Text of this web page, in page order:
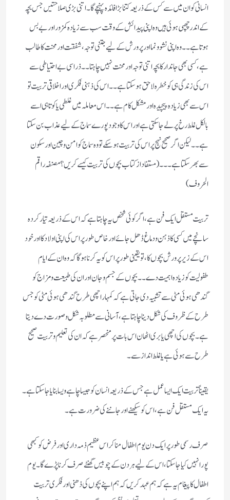
انسانی کو ان میں سے کس کے ذریعہ کتنا بڑا فائدہ پہنچے گا۔ اتنی بڑی صلاحتیں جس بچہ
کے اندر چھپی ہوئی ہیں وہ اپنی پیدائش کے وقت سب سے زیادہ کمزور اور بے بس
ہوتا ہے۔۔ وہ اپنی نشو و نما اور پرورش کے لیے جتنی توجہ، شفقت اور محنت کا طالب
ہے، کسی بھی جاندار کا بچہ اتنی توجہ اور محنت نہیں چاہتا۔۔ ذرا سی بے احتیاطی سے
اس کی زندگی ہی کو خطرہ لاحق ہو سکتا ہے۔۔ اس کی ذہنی فکری اور اخلاقی تربیت تو
اس سے بھی زیادہ پیچیدہ اور مشکل کام ہے۔۔ اس معاملہ میں غلطی یا کوتاہی اسے
بالکل غلط رخ پر لے جاسکتی ہے اور اس کا وجود پورے سماج کے لیے عذاب بن سکتا
ہے۔۔ لیکن اگر صحیح نہج پر اس کی تربیت ہوسکے تو وہ سماج کو امن و چین اور سکون
سے بھر سکتا ہے۔۔۔ (مستفاد از کتاب بچوں کی تربیت کیسے کریں؟ مصنفہ راقم
الحروف)
تربیت مستقل ایک فن ہے، اگر کوئی شخص یہ چاہتا ہے کہ اس کے ذریعہ تیار کردہ
سانچے میں کسی کا ذہن و دماغ ڈھل جائے اور خاص طور پر اس کی اپنی اولاد کا اور خود
اس کے زیر پرورش بچوں کا، تو یقینی طور پر اس کو یہ کرنا ہوگا کہ وہ ان کے ایام
طفولیت کو زیادہ اہمیت دے۔۔ بچوں کے جسم و جان اور ان کی طبیعت و مزاج کو
گندھی ہوئی مٹی سے تشبیہ دی جاتی ہے کہ کمہار اچھی طرح گندھی ہوئی مٹی کو جس
طرح کے ظروف کی شکل دینا چاہتا ہے، آسانی سے مطلوبہ شکل و صورت دے دیتا
ہے۔ بچوں کی اچھی یا بری اٹھان اس بات پر منحصر ہے کہ ان کی تعلیم و تربیت صحیح
طرح سے ہوئی ہے یا غلط انداز سے۔
یقیناً تربیت ایک ایسا عمل ہے جس کے ذریعہ انسان کو جیسا چاہے ویسا بنایا جا سکتا ہے۔
یہ ایک مستقل فن ہے، اس کو سیکھنے اور جاننے کی ضرورت ہے۔
صرف رسمی طور پر ایک دن یوم اطفال منا کر اس عظیم ذمہ داری اور فرض کو کبھی
پورا نہیں کیا جاسکتا، اس کے لیے ہر دن کے چوبیس گھنٹے صرف کرنا پڑے گا۔ یوم
اطفال کا پیغام یہ ہے کہ ہم عہد کریں کہ ہم اپنے بچوں کی ذھنی اور فکری تربیت